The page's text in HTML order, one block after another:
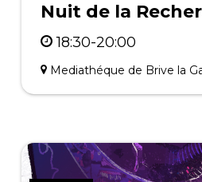
Nuit de la
18:30-20:00
Mediathéque de Brive la